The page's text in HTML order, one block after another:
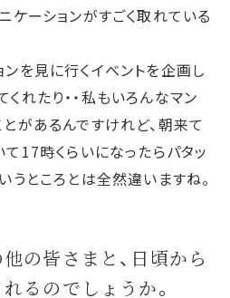
ケーションがすごく取れている
ンを見に行くイベントを企画し
れたり・・私もいろんなマン
とがあるんですけれど、朝来て
て17時くらいになったらパタッ
うところとは全然違いますね。
の皆さまと、日頃から
るのでしょうか。